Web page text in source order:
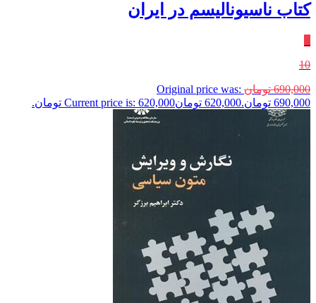
کتاب ناسیونالیسم در ایران
10
690,000 تومان Original price was:
690,000 تومان.
620,000 تومانCurrent price is: 620,000 تومان.